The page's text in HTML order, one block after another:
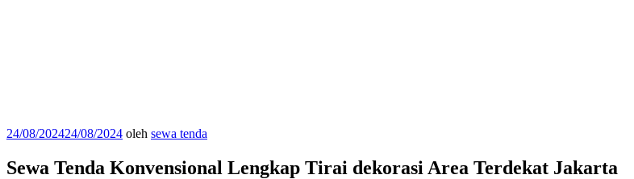
Diposkan
24/08/202424/08/2024 oleh sewa tenda
Sewa Tenda Konvensional Lengkap Tirai dekorasi Area Terdekat Jakarta